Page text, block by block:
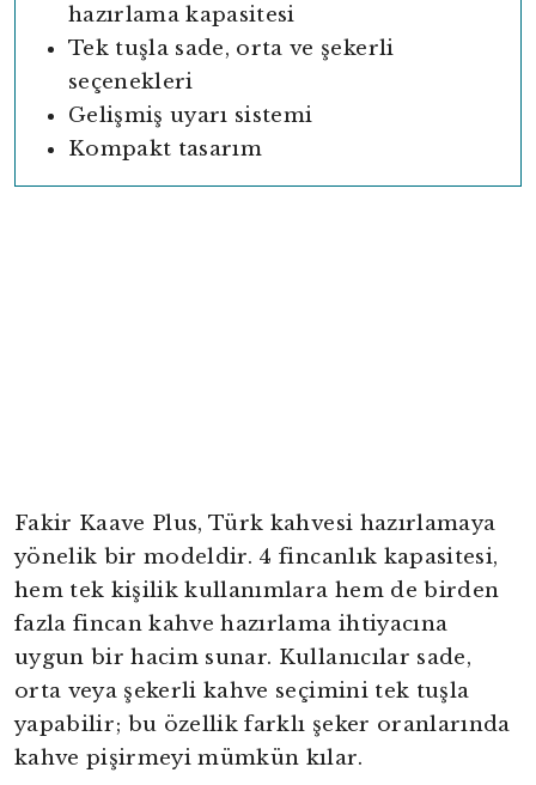
hazırlama kapasitesi
Tek tuşla sade, orta ve şekerli
seçenekleri
Gelişmiş uyarı sistemi
Kompakt tasarım
Fakir Kaave Plus, Türk kahvesi hazırlamaya
yönelik bir modeldir. 4 fincanlık kapasitesi,
hem tek kişilik kullanımlara hem de birden
fazla fincan kahve hazırlama ihtiyacına
uygun bir hacim sunar. Kullanıcılar sade,
orta veya şekerli kahve seçimini tek tuşla
yapabilir; bu özellik farklı şeker oranlarında
kahve pişirmeyi mümkün kılar.